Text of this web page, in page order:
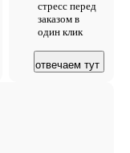
стресс перед
заказом в
один клик
отвечаем тут